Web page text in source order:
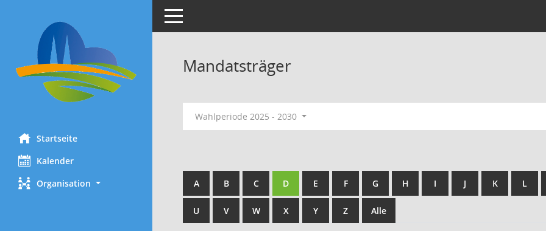
Startseite
Kalender
Organisation
Toggle navigation
Mandatsträger
Wahlperiode 2025 - 2030
A B C D E F G H I J K L
U V W X Y Z Alle